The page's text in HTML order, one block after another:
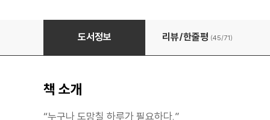
도망치고 싶을 때 읽는 책
도서정보 리뷰/한줄평 (45/71)
책 소개
“누구나 도망칠 하루가 필요하다.”